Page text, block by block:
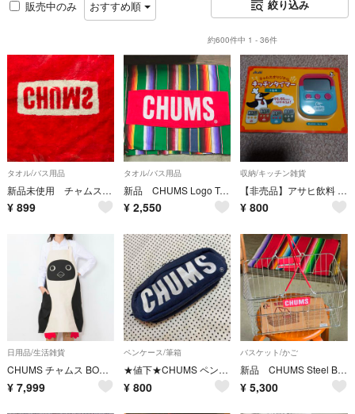
販売中のみ おすすめ順 絞り込み
約600件中 1 - 36件
タオル/バス用品
新品未使用 チャムス CHUMS メンズ、レディース ロゴハンドタオル
¥ 899
タオル/バス用品
新品 CHUMS Logo Towel チャムス タオル
¥ 2,550
収納/キッチン雑貨
【非売品】アサヒ飲料 Asahi CHUMS チャムス キッチンタイマー
¥ 800
日用品/生活雑貨
CHUMS チャムス BOOBY APRON ブービー エプロン 大人用
¥ 7,999
ペンケース/筆箱
★値下★CHUMS ペンケース 筆箱 ネイビー
¥ 800
バスケット/かご
新品 CHUMS Steel Basket チャムス バスケット
¥ 5,300